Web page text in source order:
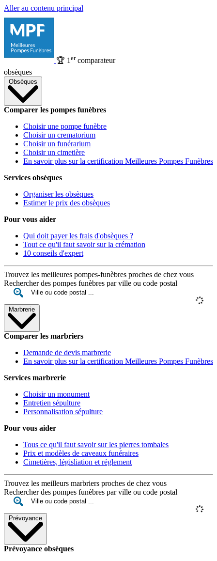
Aller au contenu principal
🏆 1 ercomparateur
obsèques
Obsèques
Comparer les pompes funèbres
Choisir une pompe funèbre
Choisir un crematorium
Choisir un funérarium
Choisir un cimetière
En savoir plus sur la certification Meilleures Pompes Funèbres
Services obsèques
Organiser les obsèques
Estimer le prix des obsèques
Pour vous aider
Qui doit payer les frais d'obsèques ?
Tout ce qu'il faut savoir sur la crémation
10 conseils d'expert
Trouvez les meilleures pompes-funèbres proches de chez vous
Rechercher des pompes funèbres par ville ou code postal
Marbrerie
Comparer les marbriers
Demande de devis marbrerie
En savoir plus sur la certification Meilleures Pompes Funèbres
Services marbrerie
Choisir un monument
Entretien sépulture
Personnalisation sépulture
Pour vous aider
Tous ce qu'il faut savoir sur les pierres tombales
Prix et modèles de caveaux funéraires
Cimetières, législiation et réglement
Trouvez les meilleurs marbriers proches de chez vous
Rechercher des pompes funèbres par ville ou code postal
Prévoyance
Prévoyance obsèques